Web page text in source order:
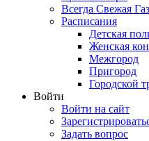
Всегда Свежая
Расписания
Детская
Женская
Межгород
Пригород
Городской
Войти
Войти на сайт
Задать вопрос